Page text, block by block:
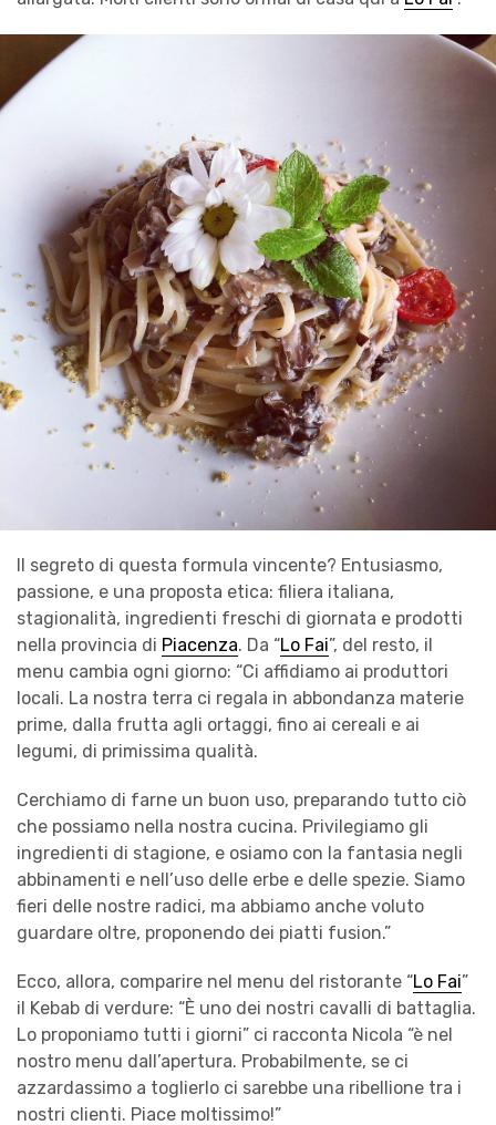
Il segreto di questa formula vincente? Entusiasmo,
passione, e una proposta etica: filiera italiana,
stagionalità, ingredienti freschi di giornata e prodotti
nella provincia di Piacenza. Da “Lo Fai”, del resto, il
menu cambia ogni giorno: “Ci affidiamo ai produttori
locali. La nostra terra ci regala in abbondanza materie
prime, dalla frutta agli ortaggi, fino ai cereali e ai
legumi, di primissima qualità.
Cerchiamo di farne un buon uso, preparando tutto ciò
che possiamo nella nostra cucina. Privilegiamo gli
ingredienti di stagione, e osiamo con la fantasia negli
abbinamenti e nell’uso delle erbe e delle spezie. Siamo
fieri delle nostre radici, ma abbiamo anche voluto
guardare oltre, proponendo dei piatti fusion.”
Ecco, allora, comparire nel menu del ristorante “Lo Fai”
il Kebab di verdure: “È uno dei nostri cavalli di battaglia.
Lo proponiamo tutti i giorni” ci racconta Nicola “è nel
nostro menu dall’apertura. Probabilmente, se ci
azzardassimo a toglierlo ci sarebbe una ribellione tra i
nostri clienti. Piace moltissimo!”